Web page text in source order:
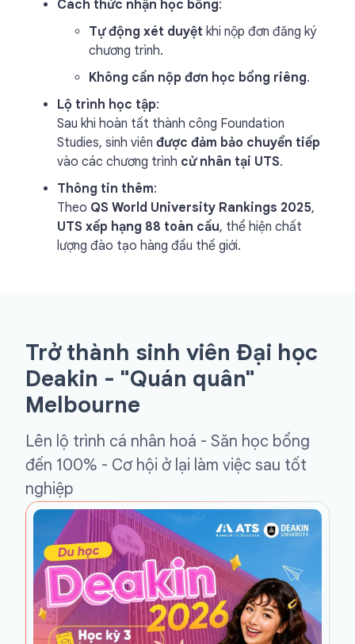
Cách thức nhận học bổng:
Tự động xét duyệt khi nộp đơn đăng ký
chương trình.
Không cần nộp đơn học bổng riêng.
Lộ trình học tập:
Sau khi hoàn tất thành công Foundation
Studies, sinh viên được đảm bảo chuyển tiếp
vào các chương trình cử nhân tại UTS.
Thông tin thêm:
Theo QS World University Rankings 2025,
UTS xếp hạng 88 toàn cầu, thể hiện chất
lượng đào tạo hàng đầu thế giới.
Trở thành sinh viên Đại học
Deakin - "Quán quân"
Melbourne
Lên lộ trình cá nhân hoá - Săn học bổng
đến 100% - Cơ hội ở lại làm việc sau tốt
nghiệp